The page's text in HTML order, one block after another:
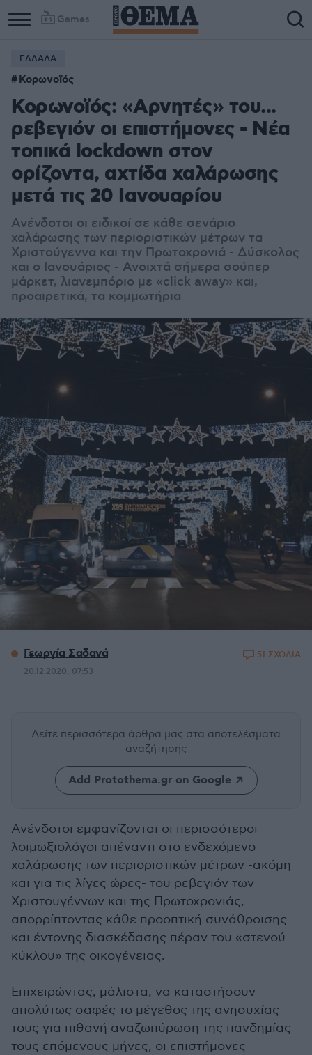
Games
ΕΛΛΑΔΑ
Κορωνοϊός
Κορωνοϊός: «Αρνητές» του...
ρεβεγιόν οι επιστήμονες - Νέα
τοπικά lockdown στον
ορίζοντα, αχτίδα χαλάρωσης
μετά τις 20 Ιανουαρίου
Ανένδοτοι οι ειδικοί σε κάθε σενάριο
χαλάρωσης των περιοριστικών μέτρων τα
Χριστούγεννα και την Πρωτοχρονιά - Δύσκολος
και ο Ιανουάριος - Ανοιχτά σήμερα σούπερ
μάρκετ, λιανεμπόριο με «click away» και,
προαιρετικά, τα κομμωτήρια
Γεωργία Σαδανά
20.12.2020, 07:53
51 ΣΧΟΛΙΑ
Δείτε περισσότερα άρθρα μας στα αποτελέσματα
αναζήτησης
Add Protothema.gr on Google
Ανένδοτοι εμφανίζονται οι περισσότεροι
λοιμωξιολόγοι απέναντι στο ενδεχόμενο
χαλάρωσης των περιοριστικών μέτρων -ακόμη
και για τις λίγες ώρες- του ρεβεγιόν των
Χριστουγέννων και της Πρωτοχρονιάς,
απορρίπτοντας κάθε προοπτική συνάθροισης
και έντονης διασκέδασης πέραν του «στενού
κύκλου» της οικογένειας.
Επιχειρώντας, μάλιστα, να καταστήσουν
απολύτως σαφές το μέγεθος της ανησυχίας
τους για πιθανή αναζωπύρωση της πανδημίας
τους επόμενους μήνες, οι επιστήμονες